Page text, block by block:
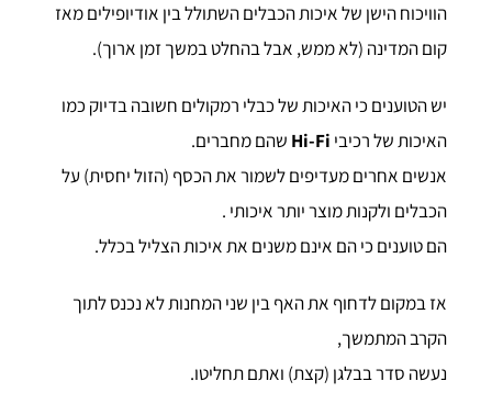
הוויכוח הישן של איכות הכבלים השתולל בין אודיופילים מאז
קום המדינה (לא ממש, אבל בהחלט במשך זמן ארוך).
יש הטוענים כי האיכות של כבלי רמקולים חשובה בדיוק כמו
האיכות של רכיבי Hi-Fi שהם מחברים.
אנשים אחרים מעדיפים לשמור את הכסף (הזול יחסית) על
הכבלים ולקנות מוצר יותר איכותי .
הם טוענים כי הם אינם משנים את איכות הצליל בכלל.
אז במקום לדחוף את האף בין שני המחנות לא נכנס לתוך
הקרב המתמשך,
נעשה סדר בבלגן (קצת) ואתם תחליטו.